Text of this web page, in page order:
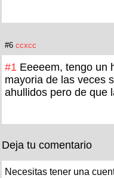
#6 ccxcc
#1 Eeeeem, tengo un
mayoria de las veces
ahullidos pero de que
Deja tu comentario
Necesitas tener una